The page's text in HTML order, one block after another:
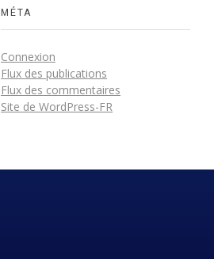
MÉTA
Connexion
Flux des publications
Flux des commentaires
Site de WordPress-FR